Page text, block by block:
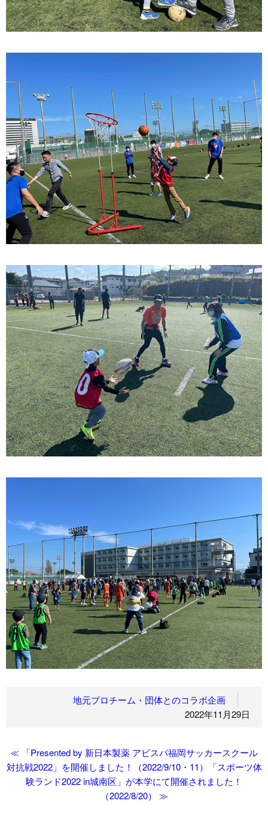
地元プロチーム・団体とのコラボ企画
2022年11月29日
≪ 「Presented by 新日本製薬 アビスパ福岡サッカースクール
対抗戦2022」を開催しました！（2022/9/10・11）
「スポーツ体
験ランド2022 in城南区」が本学にて開催されました！
（2022/8/20） ≫